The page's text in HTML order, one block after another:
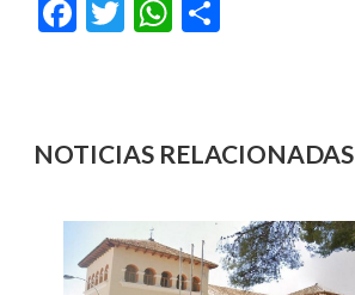
Facebook
Twitter WhatsApp
NOTICIAS RELACIONADAS